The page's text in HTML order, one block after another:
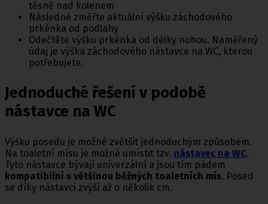
těsně nad kolenem
Následně změřte aktuální výšku záchodového
prkénka od podlahy
Odečtěte výšku prkénka od délky nohou. Naměřený
údaj je výška záchodového nástavce na WC, kterou
potřebujete.
Jednoduché řešení v podobě
nástavce na WC
Výšku posedu je možné zvětšit jednoduchým způsobem.
Na toaletní mísu je možné umístit tzv. nástavec na WC.
Tyto nástavce bývají univerzální a jsou tím pádem
kompatibilní s většinou běžných toaletních mís. Posed
se díky nástavci zvýší až o několik cm.